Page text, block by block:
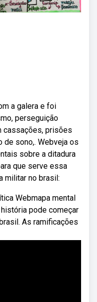
a galera e foi
perseguição
cassações, prisões
de sono,. Webveja os
sobre a ditadura
que serve essa
militar no brasil:
Webmapa mental
pode começar
As ramificações